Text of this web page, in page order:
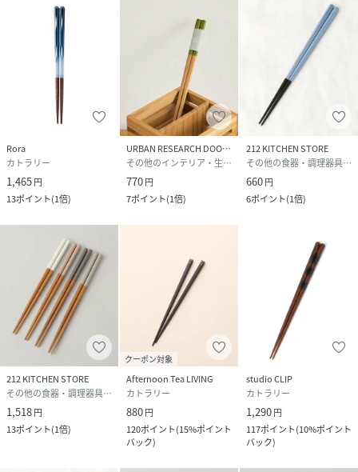
Rora
カトラリー
1,465円
13ポイント(1倍)
URBAN RESEARCH DOORS
その他のインテリア・生活雑貨
770円
7ポイント(1倍)
212 KITCHEN STORE
その他の食器・調理器具・キッチン用品
660円
6ポイント(1倍)
212 KITCHEN STORE
その他の食器・調理器具・キッチン用品
1,518円
13ポイント(1倍)
クーポン対象
Afternoon Tea LIVING
カトラリー
880円
120ポイント(15%ポイント
バック)
studio CLIP
カトラリー
1,290円
117ポイント(10%ポイント
バック)